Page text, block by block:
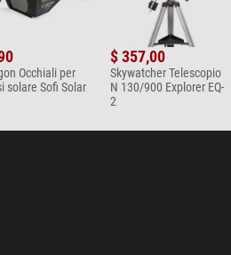
Occhiali per
solare Sofi Solar
$ 357,00
Skywatcher Telescopio
N 130/900 Explorer EQ-
2